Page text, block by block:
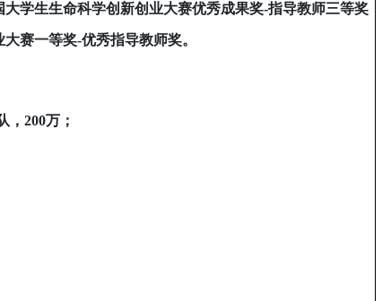
大学生生命科学创新创业大赛优秀成果奖-指导教师三等奖
大赛一等奖-优秀指导教师奖。
， 200万；